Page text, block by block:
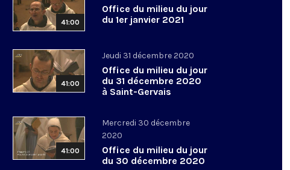
41:00
Office du milieu du jour
du 1er janvier 2021
41:00
Jeudi 31 décembre 2020
Office du milieu du jour
du 31 décembre 2020
à Saint-Gervais
41:00
Mercredi 30 décembre
2020
Office du milieu du jour
du 30 décembre 2020